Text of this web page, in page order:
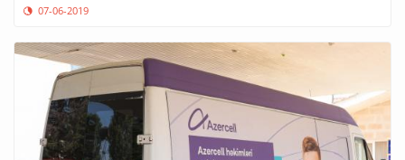
07-06-2019